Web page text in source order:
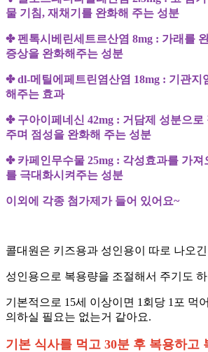
물 기침, 재채기를 완화해 주는 성분
✤ 펜톡시베린세트르산염 8mg : 가래를
증상을 완화해주는 성분
✤dl-메틸에페트린염산염 18mg : 기관지
해주는 효과
✤ 구아이페네신 42mg : 거담제 성분으로
주며 점성을 완화해 주는 성분
✤ 카페인무수물 25mg : 각성효과를 가져
를 극대화시켜주는 성분
이외에 각종 첨가제가 들어 있어요~
콜대원은 키즈용과 성인용이 따로 나오긴
성인용으로 복용량을 조절해서 주기도
기본적으로 15세 이상이면 1 회당 1 포 먹
의하실 필요는 없는거 같아요.
기본 식사를 먹고 30분 후 복용하고